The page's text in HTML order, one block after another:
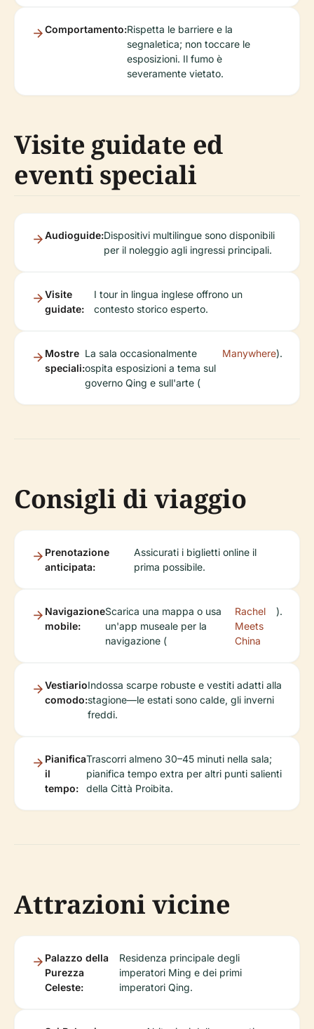
Comportamento:Rispetta le barriere e la
segnaletica; non toccare le
esposizioni. Il fumo è
severamente vietato.
Visite guidate ed
eventi speciali
Audioguide:Dispositivi multilingue sono disponibili
per il noleggio agli ingressi principali.
Visite
guidate:
I tour in lingua inglese offrono un
contesto storico esperto.
Mostre
speciali:
La sala occasionalmente
ospita esposizioni a tema sul
governo Qing e sull'arte (
Manywhere).
Consigli di viaggio
Prenotazione
anticipata:
Assicurati i biglietti online il
prima possibile.
Navigazione
mobile:
Scarica una mappa o usa
un'app museale per la
navigazione (
Rachel
Meets
China
).
Vestiario
comodo:
Indossa scarpe robuste e vestiti adatti alla
stagione—le estati sono calde, gli inverni
freddi.
Pianifica
il
tempo:
Trascorri almeno 30–45 minuti nella sala;
pianifica tempo extra per altri punti salienti
della Città Proibita.
Attrazioni vicine
Palazzo della
Purezza
Celeste:
Residenza principale degli
imperatori Ming e dei primi
imperatori Qing.